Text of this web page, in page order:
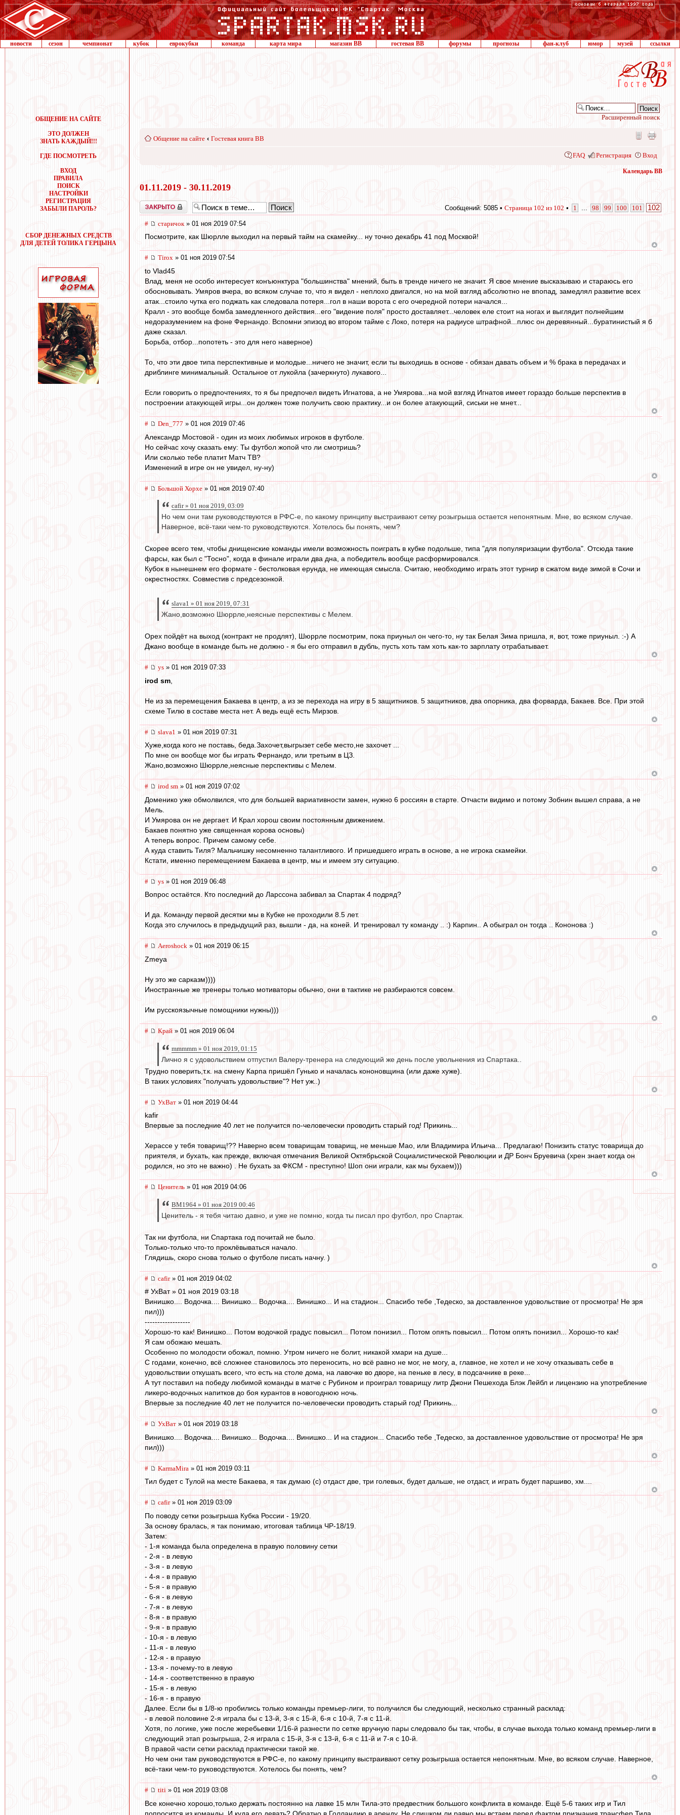
новости сезон чемпионат кубок еврокубки команда карта мира магазин ВВ гостевая ВВ форумы прогнозы фан-клуб юмор музей ссылки
ОБЩЕНИЕ НА САЙТЕ
ЭТО ДОЛЖЕН
ЗНАТЬ КАЖДЫЙ!!!
ГДЕ ПОСМОТРЕТЬ
ВХОД
ПРАВИЛА
ПОИСК
НАСТРОЙКИ
РЕГИСТРАЦИЯ
ЗАБЫЛИ ПАРОЛЬ?
СБОР ДЕНЕЖНЫХ СРЕДСТВ
ДЛЯ ДЕТЕЙ ТОЛИКА ГЕРЦЫНА
Расширенный поиск
Общение на сайте ‹ Гостевая книга ВВ
FAQ Регистрация Вход
Календарь ВВ
01.11.2019 - 30.11.2019
Закрыто Сообщений: 5085 • Страница 102 из 102 • 1 98 99 100 101 102
# старичок » 01 ноя 2019 07:54
Посмотрите, как Шюрлле выходил на первый тайм на скамейку... ну точно декабрь 41 под Москвой!
# Tirox » 01 ноя 2019 07:54
to Vlad45
Влад, меня не особо интересует конъюнктура "большинства" мнений, быть в тренде ничего не значит. Я свое мнение высказываю и стараюсь его
обосновывать. Умяров вчера, во всяком случае то, что я видел - неплохо двигался, но на мой взгляд абсолютно не впопад, замедлял развитие всех
атак...стоило чутка его поджать как следовала потеря...гол в наши ворота с его очередной потери начался...
Кралл - это вообще бомба замедленного действия...его "видение поля" просто доставляет...человек еле стоит на ногах и выглядит полнейшим
недоразумением на фоне Фернандо. Вспомни эпизод во втором тайме с Локо, потеря на радиусе штрафной...плюс он деревянный...буратинистый я б
даже сказал.
Борьба, отбор...попотеть - это для него наверное)
То, что эти двое типа перспективные и молодые...ничего не значит, если ты выходишь в основе - обязан давать объем и % брака в передачах и
дриблинге минимальный. Остальное от лукойла (зачеркнуто) лукавого...
Если говорить о предпочтениях, то я бы предпочел видеть Игнатова, а не Умярова...на мой взгляд Игнатов имеет гораздо больше перспектив в
построении атакующей игры...он должен тоже получить свою практику...и он более атакующий, сиськи не мнет...
# Den_777 » 01 ноя 2019 07:46
Александр Мостовой - один из моих любимых игроков в футболе.
Но сейчас хочу сказать ему: Ты футбол жопой что ли смотришь?
Или сколько тебе платит Матч ТВ?
Изменений в игре он не увидел, ну-ну)
# Большой Хорхе » 01 ноя 2019 07:40
cafir » 01 ноя 2019, 03:09
Но чем они там руководствуются в РФС-е, по какому принципу выстраивают сетку розыгрыша остается непонятным. Мне, во всяком случае.
Наверное, всё-таки чем-то руководствуются. Хотелось бы понять, чем?
Скорее всего тем, чтобы днищенские команды имели возможность поиграть в кубке подольше, типа "для популяризации футбола". Отсюда такие
фарсы, как был с "Тосно", когда в финале играли два дна, а победитель вообще расформировался.
Кубок в нынешнем его формате - бестолковая ерунда, не имеющая смысла. Считаю, необходимо играть этот турнир в сжатом виде зимой в Сочи и
окрестностях. Совместив с предсезонкой.
slava1 » 01 ноя 2019, 07:31
Жано,возможно Шюррле,неясные перспективы с Мелем.
Орех пойдёт на выход (контракт не продлят), Шюррле посмотрим, пока приуныл он чего-то, ну так Белая Зима пришла, я, вот, тоже приуныл. :-) А
Джано вообще в команде быть не должно - я бы его отправил в дубль, пусть хоть там хоть как-то зарплату отрабатывает.
# ys » 01 ноя 2019 07:33
irod sm
Не из за перемещения Бакаева в центр, а из зе перехода на игру в 5 защитников. 5 защитников, два опорника, два форварда, Бакаев. Все. При этой
схеме Тилю в составе места нет. А ведь ещё есть Мирзов.
# slava1 » 01 ноя 2019 07:31
Хуже,когда кого не поставь, беда.Захочет,выгрызет себе место,не захочет ...
По мне он вообще мог бы играть Фернандо, или третьим в ЦЗ.
Жано,возможно Шюррле,неясные перспективы с Мелем.
# irod sm » 01 ноя 2019 07:02
Доменико уже обмолвился, что для большей вариативности замен, нужно 6 россиян в старте. Отчасти видимо и потому Зобнин вышел справа, а не
Мель.
И Умярова он не дергает. И Крал хорош своим постоянным движением.
Бакаев понятно уже священная корова основы)
А теперь вопрос. Причем самому себе.
А куда ставить Тиля? Мальчишку несомненно талантливого. И пришедшего играть в основе, а не игрока скамейки.
Кстати, именно перемещением Бакаева в центр, мы и имеем эту ситуацию.
# ys » 01 ноя 2019 06:48
Вопрос остаётся. Кто последний до Ларссона забивал за Спартак 4 подряд?
И да. Команду первой десятки мы в Кубке не проходили 8.5 лет.
Когда это случилось в предыдущий раз, вышли - да, на коней. И тренировал ту команду .. :) Карпин.. А обыграл он тогда .. Кононова :)
# Aeroshock » 01 ноя 2019 06:15
Zmeya
Ну это же сарказм))))
Иностранные же тренеры только мотиваторы обычно, они в тактике не разбираются совсем.
Им русскоязычные помощники нужны)))
# Край » 01 ноя 2019 06:04
mmmmm » 01 ноя 2019, 01:15
Лично я с удовольствием отпустил Валеру-тренера на следующий же день после увольнения из Спартака..
Трудно поверить,т.к. на смену Карпа пришёл Гунько и началась кононовщина (или даже хуже).
В таких условиях "получать удовольствие"? Нет уж..)
# УхВат » 01 ноя 2019 04:44
kafir
Впервые за последние 40 лет не получится по-человечески проводить старый год! Прикинь...
Херассе у тебя товарищ!?? Наверно всем товарищам товарищ, не меньше Мао, или Владимира Ильича... Предлагаю! Понизить статус товарища до
приятеля, и бухать, как прежде, включая отмечания Великой Октябрьской Социалистической Революции и ДР Бонч Бруевича (хрен знает когда он
родился, но это не важно) . Не бухать за ФКСМ - преступно! Шоп они играли, как мы бухаем)))
# Ценитель » 01 ноя 2019 04:06
BM1964 » 01 ноя 2019 00:46
Ценитель - я тебя читаю давно, и уже не помню, когда ты писал про футбол, про Спартак.
Так ни футбола, ни Спартака год почитай не было.
Только-только что-то проклёвываться начало.
Глядишь, скоро снова только о футболе писать начну. )
# cafir» 01 ноя 2019 04:02
# УхВат » 01 ноя 2019 03:18
Винишко.... Водочка.... Винишко... Водочка.... Винишко... И на стадион... Спасибо тебе ,Тедеско, за доставленное удовольствие от просмотра! Не зря
пил)))
------------------
Хорошо-то как! Винишко... Потом водочкой градус повысил... Потом понизил... Потом опять повысил... Потом опять понизил... Хорошо-то как!
Я сам обожаю мешать.
Особенно по молодости обожал, помню. Утром ничего не болит, никакой хмари на душе...
С годами, конечно, всё сложнее становилось это переносить, но всё равно не мог, не могу, а, главное, не хотел и не хочу отказывать себе в
удовольствии откушать всего, что есть на столе дома, на лавочке во дворе, на пеньке в лесу, в подсачнике в реке...
А тут поставил на победу любимой команды в матче с Рубином и проиграл товарищу литр Джони Пешехода Блэк Лейбл и лицензию на употребление
ликеро-водочных напитков до боя курантов в новогоднюю ночь.
Впервые за последние 40 лет не получится по-человечески проводить старый год! Прикинь...
# УхВат » 01 ноя 2019 03:18
Винишко.... Водочка.... Винишко... Водочка.... Винишко... И на стадион... Спасибо тебе ,Тедеско, за доставленное удовольствие от просмотра! Не зря
пил)))
# KarmaMira » 01 ноя 2019 03:11
Тил будет с Тулой на месте Бакаева, я так думаю (с) отдаст две, три голевых, будет дальше, не отдаст, и играть будет паршиво, хм....
# cafir» 01 ноя 2019 03:09
По поводу сетки розыгрыша Кубка России - 19/20.
За основу бралась, я так понимаю, итоговая таблица ЧР-18/19.
Затем:
- 1-я команда была определена в правую половину сетки
- 2-я - в левую
- 3-я - в левую
- 4-я - в правую
- 5-я - в правую
- 6-я - в левую
- 7-я - в левую
- 8-я - в правую
- 9-я - в правую
- 10-я - в левую
- 11-я - в левую
- 12-я - в правую
- 13-я - почему-то в левую
- 14-я - соответственно в правую
- 15-я - в левую
- 16-я - в правую
Далее. Если бы в 1/8-ю пробились только команды премьер-лиги, то получился бы следующий, несколько странный расклад:
- в левой половине 2-я играла бы с 13-й, 3-я с 15-й, 6-я с 10-й, 7-я с 11-й.
Хотя, по логике, уже после жеребьевки 1/16-й разнести по сетке вручную пары следовало бы так, чтобы, в случае выхода только команд премьер-лиги в
следующий этап розыгрыша, 2-я играла с 15-й, 3-я с 13-й, 6-я с 11-й и 7-я с 10-й.
В правой части сетки расклад практически такой же.
Но чем они там руководствуются в РФС-е, по какому принципу выстраивают сетку розыгрыша остается непонятным. Мне, во всяком случае. Наверное,
всё-таки чем-то руководствуются. Хотелось бы понять, чем?
# titi » 01 ноя 2019 03:08
Все конечно хорошо,только держать постоянно на лавке 15 млн Тила-это предвестник большого конфликта в команде. Ещё 5-6 таких игр и Тил
попросится из команды. И куда его девать? Обратно в Голландию в аренду. Не слишком ли равно мы встаем перед фактом признания трансфер Тила